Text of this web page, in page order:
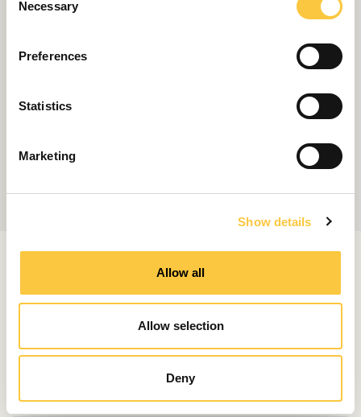
Necessary
Preferences
Statistics
Marketing
Show details
Allow all
Allow selection
Deny
ARTÍCULOS RELACIONADOS
Reseña del Bellini Astor 36: Un estilo
marcadamente italiano
julio 31, 2026